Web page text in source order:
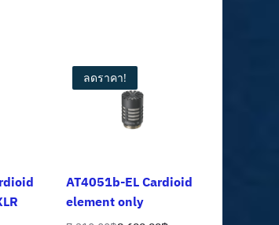
ลดราคา!
AT4051b-EL Cardioid
element only